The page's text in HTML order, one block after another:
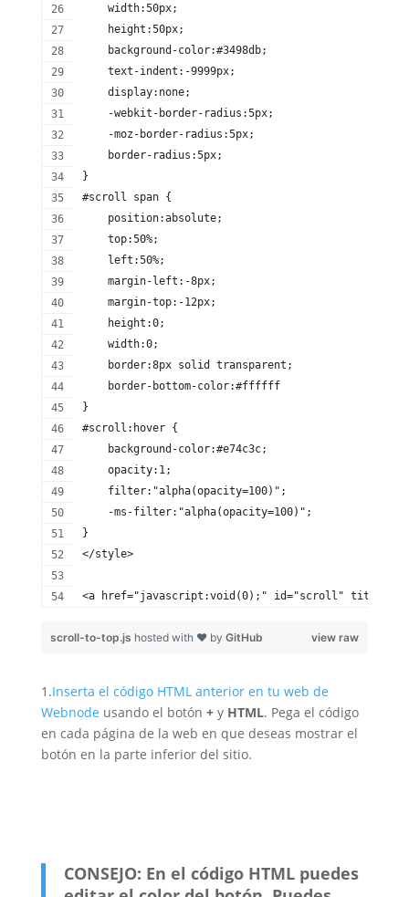
    width:50px;
    height:50px;
    background-color:#3498db;
    text-indent:-9999px;
    display:none;
    -webkit-border-radius:5px;
    -moz-border-radius:5px;
    border-radius:5px;
}
#scroll span {
    position:absolute;
    top:50%;
    left:50%;
    margin-left:-8px;
    margin-top:-12px;
    height:0;
    width:0;
    border:8px solid transparent;
    border-bottom-color:#ffffff
}
#scroll:hover {
    background-color:#e74c3c;
    opacity:1;
    filter:"alpha(opacity=100)";
    -ms-filter:"alpha(opacity=100)";
}
</style>
<a href="javascript:void(0);" id="scroll"
view raw
scroll-to-top.js hosted with ❤ by GitHub
1.Inserta el código HTML anterior en tu web de
Webnode usando el botón +y HTML. Pega el código
en cada página de la web en que deseas mostrar el
botón en la parte inferior del sitio.
CONSEJO: En el código HTML puedes